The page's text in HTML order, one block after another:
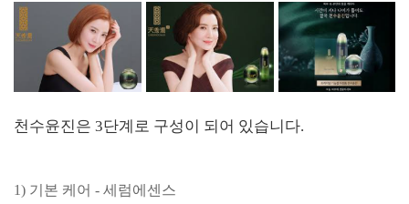
천수윤진은 3단계로 구성이 되어 있습니다.
1) 기본 케어 - 세럼에센스